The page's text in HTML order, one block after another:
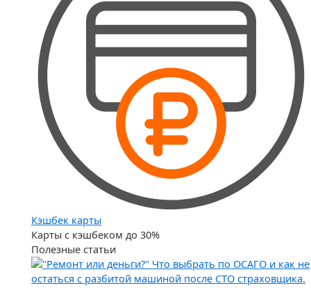
Кэшбек карты
Карты с кэшбеком до 30%
Полезные статьи